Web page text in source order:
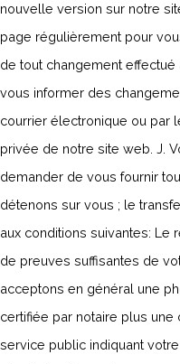
nouvelle version sur notre
page régulièrement pour
de tout changement
vous informer des
courrier électronique ou par
privée de notre site web. J.
demander de vous fournir
détenons sur vous ; le
aux conditions suivantes: Le
de preuves suffisantes de
acceptons en général une
certifiée par notaire plus une
service public indiquant